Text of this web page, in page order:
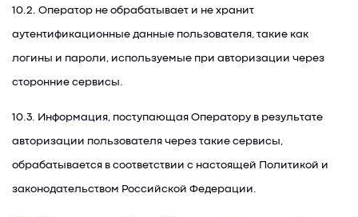
10.2. Оператор не обрабатывает и не хранит
аутентификационные данные пользователя, такие как
логины и пароли, используемые при авторизации через
сторонние сервисы.
10.3. Информация, поступающая Оператору в результате
авторизации пользователя через такие сервисы,
обрабатывается в соответствии с настоящей Политикой и
законодательством Российской Федерации.